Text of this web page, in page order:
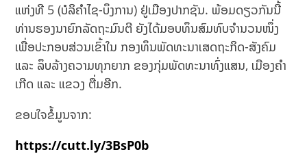
ແຫ່ງທີ 5 (ບໍລິຄໍາໄຊ-ບຶງການ) ຢູ່ເມືອງປາກຊັນ. ພ້ອມດຽວກັນນີ້
ທ່ານຮອງນາຍົກລັດຖະມົນຕີ ຍັງໄດ້ມອບທຶນສົມທົບຈໍານວນໜຶ່ງ
ເພື່ອປະກອບສ່ວນເຂົ້າໃນ ກອງທຶນພັດທະນາເສດຖະກິດ-ສັງຄົມ
ແລະ ລຶບລ້າງຄວາມທຸກຍາກ ຂອງກຸ່ມພັດທະນາທົ່ງແສນ, ເມືອງຄໍາ
ເກີດ ແລະ ແຂວງ ຕື່ມອີກ.
ຂອບໃຈຂໍ້ມູນຈາກ:
https://cutt.ly/3BsP0b